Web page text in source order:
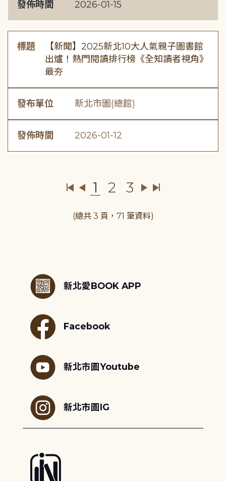
發佈時間 2026-01-15
標題
【新聞】2025新北10大人氣親子圖書館
出爐！熱門閱讀排行榜《全知讀者視角》
最夯
發布單位 新北市圖(總館)
發佈時間 2026-01-12
1 2 3
(總共 3 頁，71 筆資料)
新北愛BOOK APP
Facebook
新北市圖Youtube
新北市圖IG